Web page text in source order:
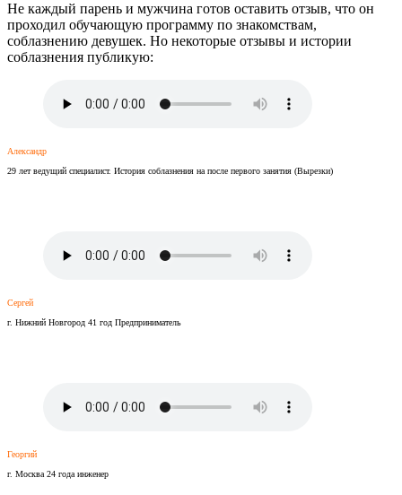
Не каждый парень и мужчина готов оставить отзыв, что он
проходил обучающую программу по знакомствам,
соблазнению девушек. Но некоторые отзывы и истории
соблазнения публикую:
Александр
29 лет ведущий специалист. История соблазнения на после первого занятия (Вырезки)
Сергей
г. Нижний Новгород 41 год Предприниматель
Георгий
г. Москва 24 года инженер